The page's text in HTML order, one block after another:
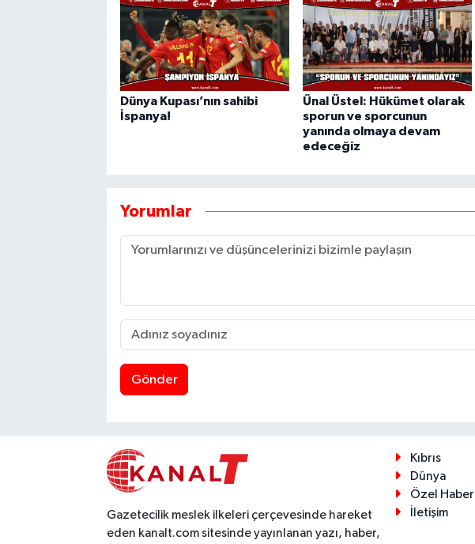
Dünya Kupası’nın sahibi
İspanya!
Ünal Üstel: Hükümet olarak
sporun ve sporcunun
yanında olmaya devam
edeceğiz
Yorumlar
Gönder
Gazetecilik meslek ilkeleri çerçevesinde hareket
eden kanalt.com sitesinde yayınlanan yazı, haber,
Kıbrıs
Dünya
Özel Haber
İletişim